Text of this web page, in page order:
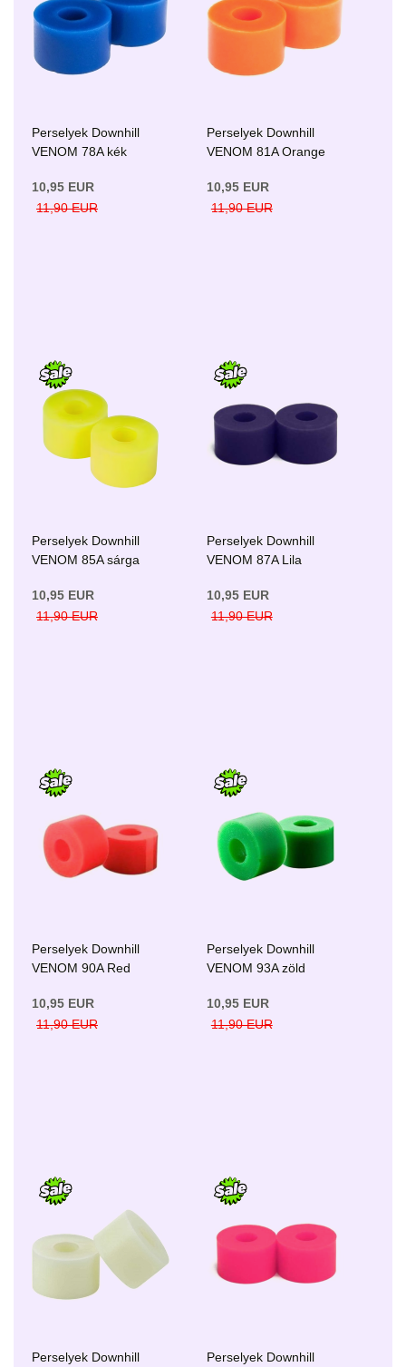
Perselyek Downhill
VENOM 78A kék
10,95 EUR
11,90 EUR
Perselyek Downhill
VENOM 81A Orange
10,95 EUR
11,90 EUR
Perselyek Downhill
VENOM 85A sárga
10,95 EUR
11,90 EUR
Perselyek Downhill
VENOM 87A Lila
10,95 EUR
11,90 EUR
Perselyek Downhill
VENOM 90A Red
10,95 EUR
11,90 EUR
Perselyek Downhill
VENOM 93A zöld
10,95 EUR
11,90 EUR
Perselyek Downhill
Perselyek Downhill